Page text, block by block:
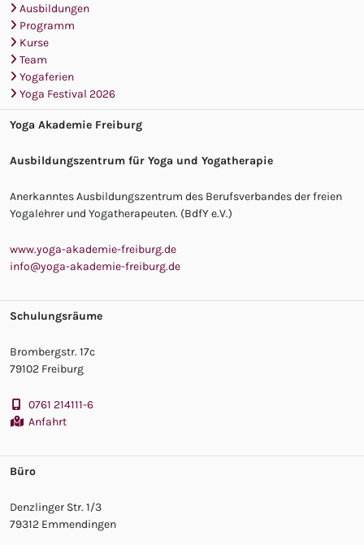
Ausbildungen
Programm
Kurse
Team
Yogaferien
Yoga Festival 2026
Yoga Akademie Freiburg
Ausbildungszentrum für Yoga und Yogatherapie
Anerkanntes Ausbildungszentrum des Berufsverbandes der freien
Yogalehrer und Yogatherapeuten. (BdfY e.V.)
www.yoga-akademie-freiburg.de
info@yoga-akademie-freiburg.de
Schulungsräume
Brombergstr. 17c
79102 Freiburg
0761 214111-6
Anfahrt
Büro
Denzlinger Str. 1/3
79312 Emmendingen